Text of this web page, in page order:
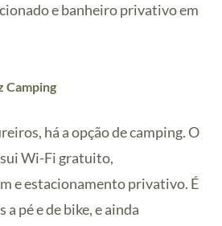
e banheiro privativo em
Camping
há a opção de camping. O
Wi-Fi gratuito,
e estacionamento privativo. É
pé e de bike, e ainda